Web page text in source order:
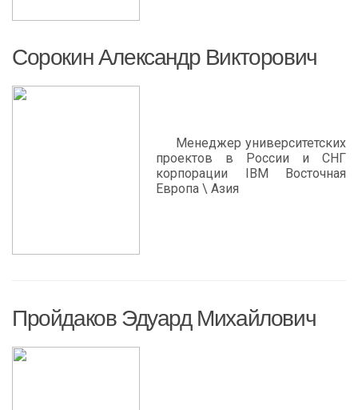
Сорокин Александр Викторович
Менеджер университетских
проектов в России и СНГ
корпорации IBM Восточная
Европа \ Азия
Пройдаков Эдуард Михайлович